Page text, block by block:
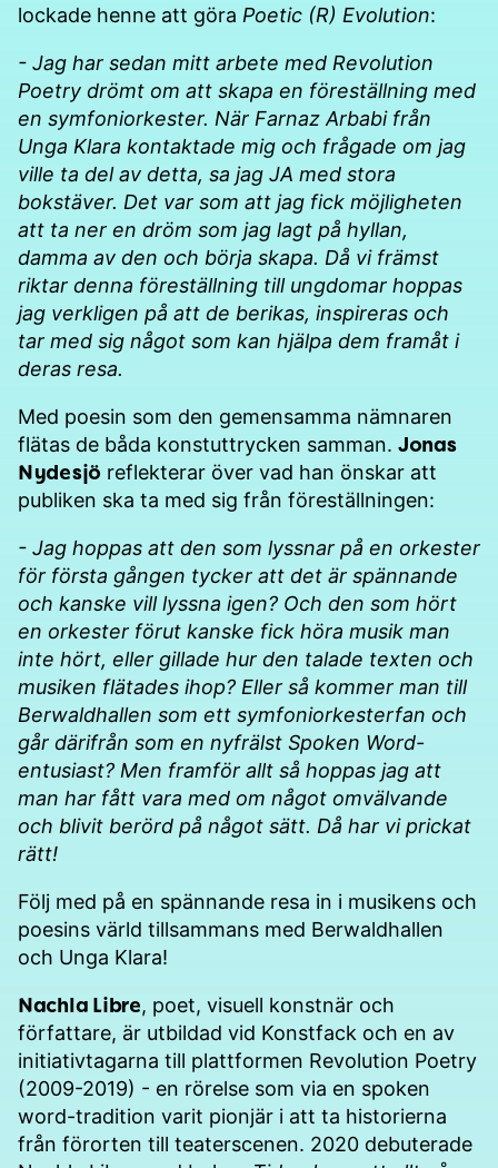
lockade henne att göra Poetic (R) Evolution:
- Jag har sedan mitt arbete med Revolution
Poetry drömt om att skapa en föreställning med
en symfoniorkester. När Farnaz Arbabi från
Unga Klara kontaktade mig och frågade om jag
ville ta del av detta, sa jag JA med stora
bokstäver. Det var som att jag fick möjligheten
att ta ner en dröm som jag lagt på hyllan,
damma av den och börja skapa. Då vi främst
riktar denna föreställning till ungdomar hoppas
jag verkligen på att de berikas, inspireras och
tar med sig något som kan hjälpa dem framåt i
deras resa.
Med poesin som den gemensamma nämnaren
flätas de båda konstuttrycken samman. Jonas
Nydesjö reflekterar över vad han önskar att
publiken ska ta med sig från föreställningen:
- Jag hoppas att den som lyssnar på en orkester
för första gången tycker att det är spännande
och kanske vill lyssna igen? Och den som hört
en orkester förut kanske fick höra musik man
inte hört, eller gillade hur den talade texten och
musiken flätades ihop? Eller så kommer man till
Berwaldhallen som ett symfoniorkesterfan och
går därifrån som en nyfrälst Spoken Word-
entusiast? Men framför allt så hoppas jag att
man har fått vara med om något omvälvande
och blivit berörd på något sätt. Då har vi prickat
rätt!
Följ med på en spännande resa in i musikens och
poesins värld tillsammans med Berwaldhallen
och Unga Klara!
Nachla Libre, poet, visuell konstnär och
författare, är utbildad vid Konstfack och en av
initiativtagarna till plattformen Revolution Poetry
(2009-2019) - en rörelse som via en spoken
word-tradition varit pionjär i att ta historierna
från förorten till teaterscenen. 2020 debuterade